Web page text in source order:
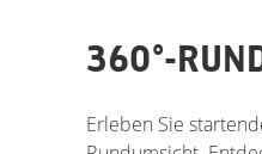
360°-
Erleben Sie